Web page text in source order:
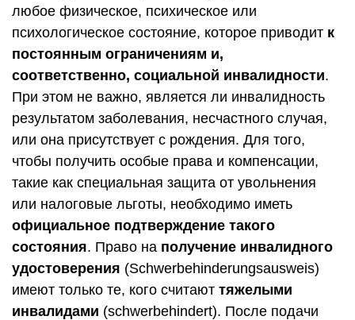
любое физическое, психическое или
психологическое состояние, которое приводит к
постоянным ограничениям и,
соответственно, социальной инвалидности.
При этом не важно, является ли инвалидность
результатом заболевания, несчастного случая,
или она присутствует с рождения. Для того,
чтобы получить особые права и компенсации,
такие как специальная защита от увольнения
или налоговые льготы, необходимо иметь
официальное подтверждение такого
состояния. Право на получение инвалидного
удостоверения (Schwerbehinderungsausweis)
имеют только те, кого считают тяжелыми
инвалидами (schwerbehindert). После подачи